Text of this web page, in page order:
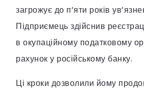
загрожує до п’яти років
Підприємець здійснив
в окупаційному податковому
рахунок у російському банку.
Ці кроки дозволили йому